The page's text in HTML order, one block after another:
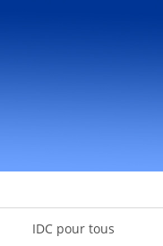
IDC pour tous